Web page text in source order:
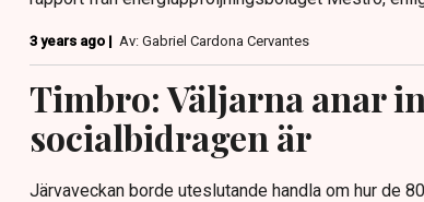
3 years ago | Av: Gabriel Cardona Cervantes
Timbro: Väljarna anar
socialbidragen är
Järvaveckan borde uteslutande handla om hur de